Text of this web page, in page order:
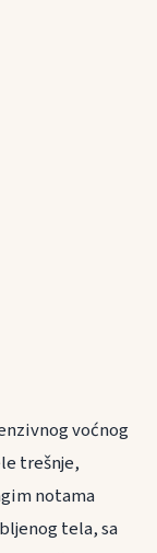
voćnog
trešnje,
notama
tela, sa